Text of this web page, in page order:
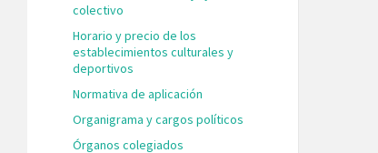
colectivo
Horario y precio de los
establecimientos culturales y
deportivos
Normativa de aplicación
Organigrama y cargos políticos
Órganos colegiados